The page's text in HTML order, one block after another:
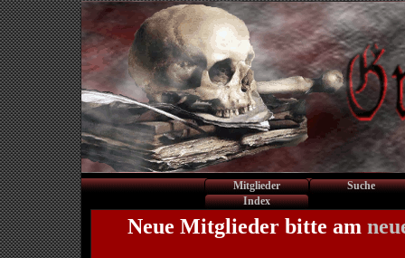
Mitglieder
Suche
Index
Neue Mitglieder bitte am